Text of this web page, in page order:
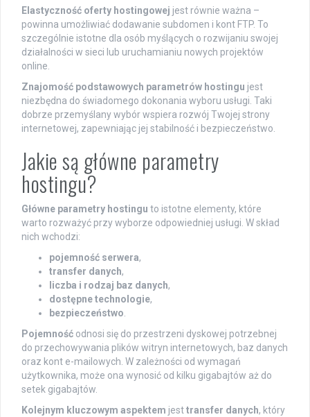
Elastyczność oferty hostingowej jest równie ważna –
powinna umożliwiać dodawanie subdomen i kont FTP. To
szczególnie istotne dla osób myślących o rozwijaniu swojej
działalności w sieci lub uruchamianiu nowych projektów
online.
Znajomość podstawowych parametrów hostingu jest
niezbędna do świadomego dokonania wyboru usługi. Taki
dobrze przemyślany wybór wspiera rozwój Twojej strony
internetowej, zapewniając jej stabilność i bezpieczeństwo.
Jakie są główne parametry
hostingu?
Główne parametry hostingu to istotne elementy, które
warto rozważyć przy wyborze odpowiedniej usługi. W skład
nich wchodzi:
pojemność serwera,
transfer danych,
liczba i rodzaj baz danych,
dostępne technologie,
bezpieczeństwo.
Pojemność odnosi się do przestrzeni dyskowej potrzebnej
do przechowywania plików witryn internetowych, baz danych
oraz kont e-mailowych. W zależności od wymagań
użytkownika, może ona wynosić od kilku gigabajtów aż do
setek gigabajtów.
Kolejnym kluczowym aspektem jesttransfer danych, który